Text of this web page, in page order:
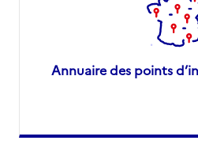
Annuaire des points